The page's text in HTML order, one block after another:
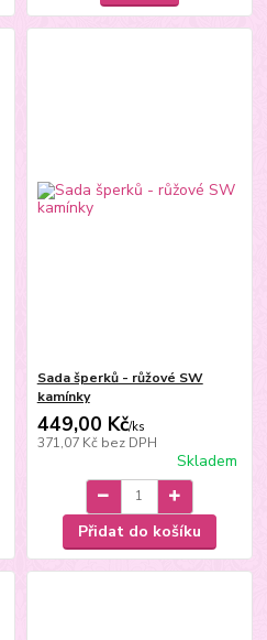
Sada šperků - růžové SW
kamínky
449,00 Kč/ks
371,07 Kč bez DPH
Skladem
Přidat do košíku